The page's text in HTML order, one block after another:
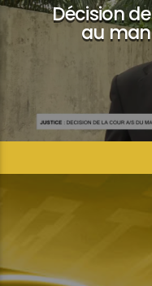
Décision
au